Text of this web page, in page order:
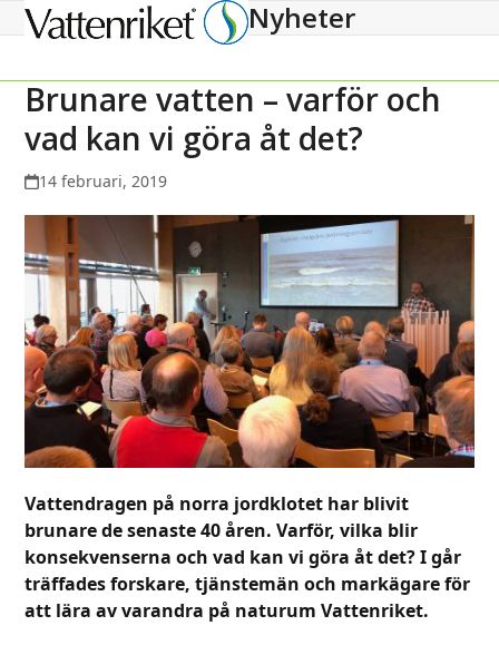
Open
menu
Close
menu
Nyheter
Brunare vatten – varför och
vad kan vi göra åt det?
14 februari, 2019
Vattendragen på norra jordklotet har blivit
brunare de senaste 40 åren. Varför, vilka blir
konsekvenserna och vad kan vi göra åt det? I går
träffades forskare, tjänstemän och markägare för
att lära av varandra på naturum Vattenriket.